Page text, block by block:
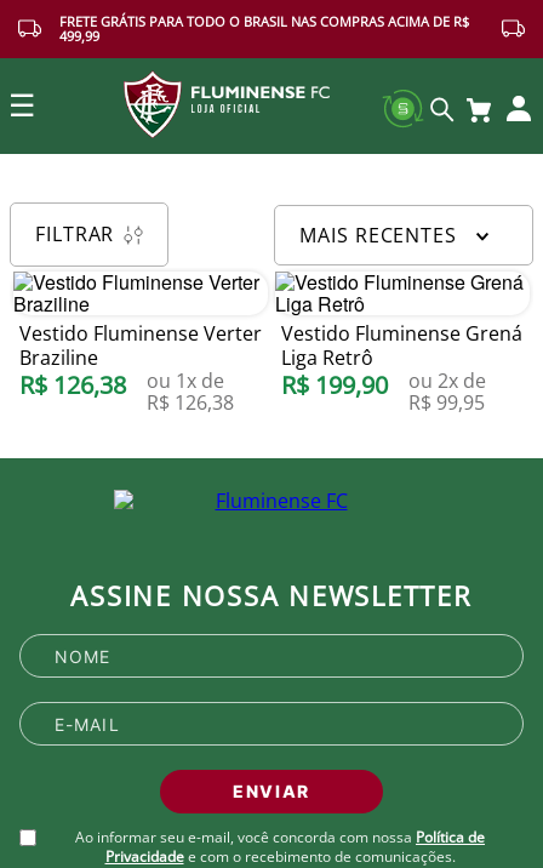
FRETE GRÁTIS PARA TODO O BRASIL NAS COMPRAS ACIMA DE R$
499,99
☰
FILTRAR MAIS RECENTES
Vestido Fluminense Verter
Braziline
R$ 126,38 ou 1x de
R$ 126,38
Vestido Fluminense Grená
Liga Retrô
R$ 199,90 ou 2x de
R$ 99,95
ASSINE NOSSA NEWSLETTER
ENVIAR
Ao informar seu e-mail, você concorda com nossa Política de
Privacidade e com o recebimento de comunicações.